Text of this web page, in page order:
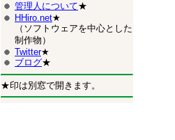
管理人について★
HHiro.net★
（ソフトウェアを中心とした
制作物）
Twitter★
ブログ★
★印は別窓で開きます。